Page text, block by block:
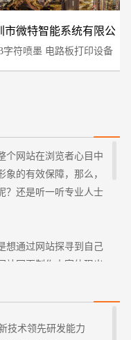
市微特智能系统有限公
司
字符喷墨 电路板打印设备
个网站在浏览者心目中
的有效保障，那么，
？还是听一听专业人士
通过网站探寻到自己
站网页制作内容体现出
浏览者的印象深刻程
技术领先研发能力
3万-5万 5万-8万